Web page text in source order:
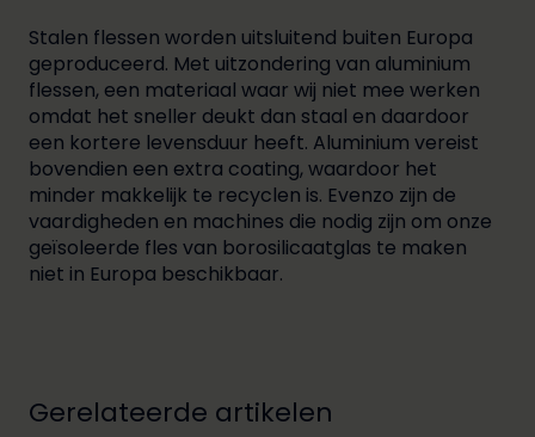
Stalen flessen worden uitsluitend buiten Europa
geproduceerd. Met uitzondering van aluminium
flessen, een materiaal waar wij niet mee werken
omdat het sneller deukt dan staal en daardoor
een kortere levensduur heeft. Aluminium vereist
bovendien een extra coating, waardoor het
minder makkelijk te recyclen is. Evenzo zijn de
vaardigheden en machines die nodig zijn om onze
geïsoleerde fles van borosilicaatglas te maken
niet in Europa beschikbaar.
Gerelateerde artikelen